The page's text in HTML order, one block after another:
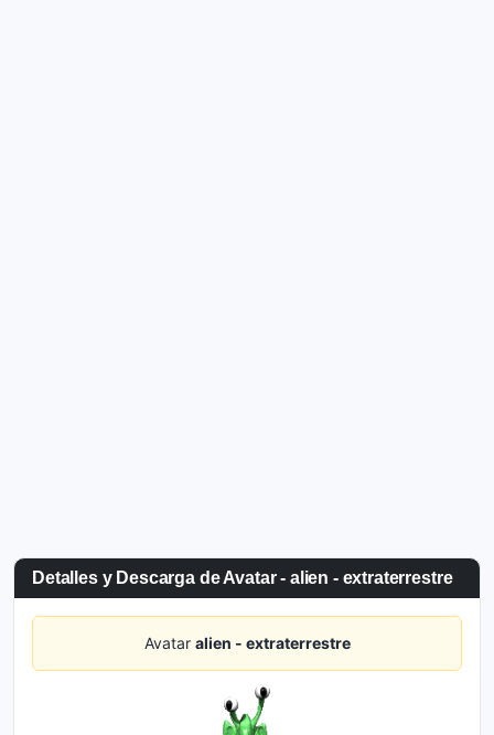
Detalles y Descarga de Avatar - alien - extraterrestre
Avatar alien - extraterrestre